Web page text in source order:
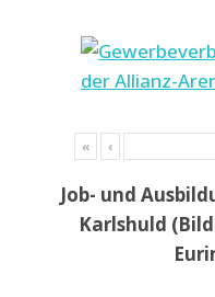
« ‹
Job- und
Karlshuld